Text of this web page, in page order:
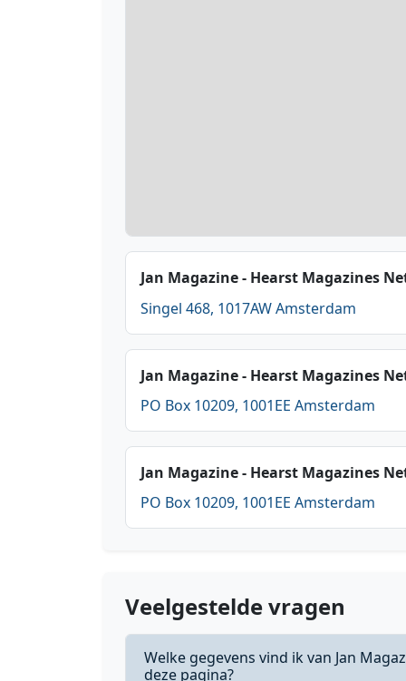
Jan Magazine - Hearst Magazines
Singel 468, 1017AW Amsterdam
Jan Magazine - Hearst Magazines
PO Box 10209, 1001EE Amsterdam
Jan Magazine - Hearst Magazines
PO Box 10209, 1001EE Amsterdam
Veelgestelde vragen
Welke gegevens vind ik van Jan
deze pagina?